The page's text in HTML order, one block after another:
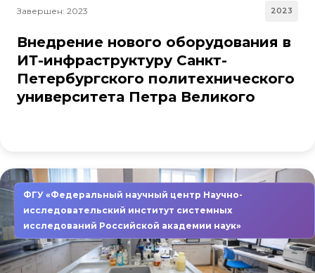
Завершен: 2023 2023
Внедрение нового оборудования в
ИТ-инфраструктуру Санкт-
Петербургского политехнического
университета Петра Великого
ФГУ «Федеральный научный центр Научно-
исследовательский институт системных
исследований Российской академии наук»